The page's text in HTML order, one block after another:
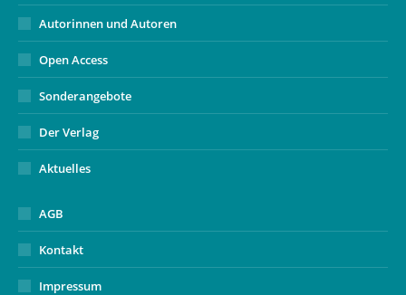
Autorinnen und Autoren
Open Access
Sonderangebote
Der Verlag
Aktuelles
AGB
Kontakt
Impressum